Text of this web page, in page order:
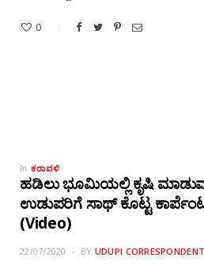
0
In ಕರಾವಳಿ
ಹಡಿಲು ಭೂಮಿಯಲ್ಲಿ ಕೃಷಿ
ಉಡುಪರಿಗೆ ಸಾಥ್ ಕೊಟ್ಟ
(Video)
22/07/2020 BY UDUPI CORRESPONDENT